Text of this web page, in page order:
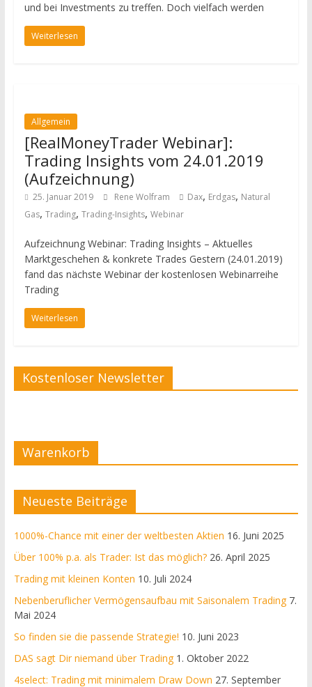
und bei Investments zu treffen. Doch vielfach werden
Weiterlesen
Allgemein
[RealMoneyTrader Webinar]:
Trading Insights vom 24.01.2019
(Aufzeichnung)
25. Januar 2019 Rene Wolfram Dax, Erdgas, Natural
Gas, Trading, Trading-Insights, Webinar
Aufzeichnung Webinar: Trading Insights – Aktuelles
Marktgeschehen & konkrete Trades Gestern (24.01.2019)
fand das nächste Webinar der kostenlosen Webinarreihe
Trading
Weiterlesen
Kostenloser Newsletter
Warenkorb
Neueste Beiträge
1000%-Chance mit einer der weltbesten Aktien 16. Juni 2025
Über 100% p.a. als Trader: Ist das möglich? 26. April 2025
Trading mit kleinen Konten 10. Juli 2024
Nebenberuflicher Vermögensaufbau mit Saisonalem Trading 7.
Mai 2024
So finden sie die passende Strategie! 10. Juni 2023
DAS sagt Dir niemand über Trading 1. Oktober 2022
4select: Trading mit minimalem Draw Down 27. September